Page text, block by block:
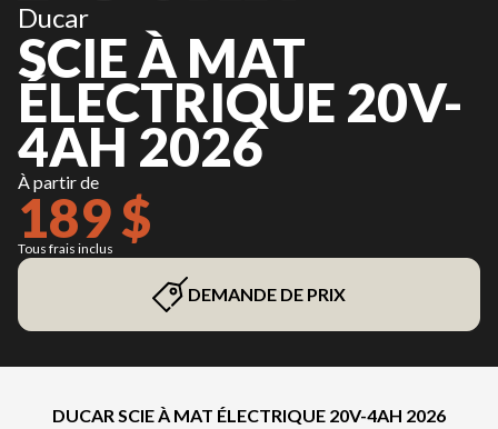
Ducar
SCIE À MAT
ÉLECTRIQUE 20V-
4AH 2026
À partir de
189 $
Tous frais inclus
DEMANDE DE PRIX
DUCAR SCIE À MAT ÉLECTRIQUE 20V-4AH 2026